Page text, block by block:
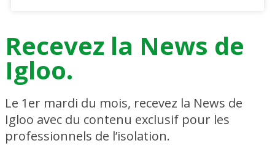
Recevez la News de
Igloo.
Le 1er mardi du mois, recevez la News de
Igloo avec du contenu exclusif pour les
professionnels de l’isolation.